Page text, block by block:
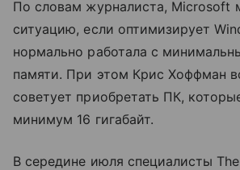
По словам журналиста, Microsoft
ситуацию, если оптимизирует
нормально работала с
памяти. При этом Крис Хоффман
советует приобретать ПК,
минимум 16 гигабайт.
В середине июля специалисты